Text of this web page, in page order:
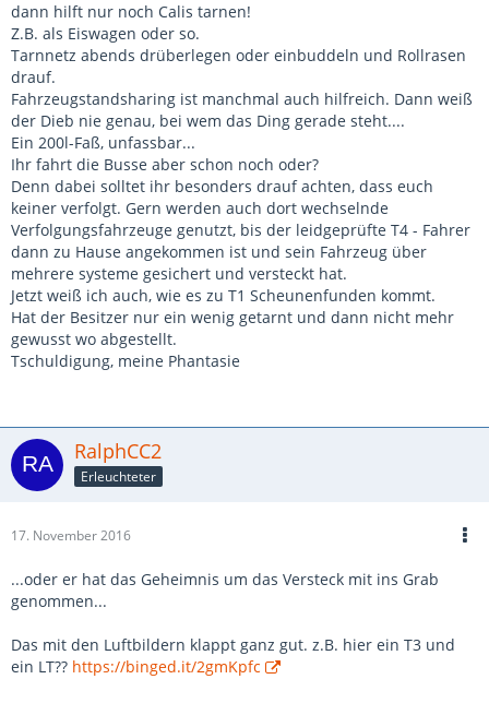
dann hilft nur noch Calis tarnen!
Z.B. als Eiswagen oder so.
Tarnnetz abends drüberlegen oder einbuddeln und Rollrasen
drauf.
Fahrzeugstandsharing ist manchmal auch hilfreich. Dann weiß
der Dieb nie genau, bei wem das Ding gerade steht....
Ein 200l-Faß, unfassbar...
Ihr fahrt die Busse aber schon noch oder?
Denn dabei solltet ihr besonders drauf achten, dass euch
keiner verfolgt. Gern werden auch dort wechselnde
Verfolgungsfahrzeuge genutzt, bis der leidgeprüfte T4 - Fahrer
dann zu Hause angekommen ist und sein Fahrzeug über
mehrere systeme gesichert und versteckt hat.
Jetzt weiß ich auch, wie es zu T1 Scheunenfunden kommt.
Hat der Besitzer nur ein wenig getarnt und dann nicht mehr
gewusst wo abgestellt.
Tschuldigung, meine Phantasie
RalphCC2
Erleuchteter
17. November 2016
...oder er hat das Geheimnis um das Versteck mit ins Grab
genommen...
Das mit den Luftbildern klappt ganz gut. z.B. hier ein T3 und
ein LT?? https://binged.it/2gmKpfc